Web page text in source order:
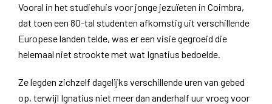
Vooral in het studiehuis voor jonge jezuïeten in Coimbra,
dat toen een 80-tal studenten afkomstig uit verschillende
Europese landen telde, was er een visie gegroeid die
helemaal niet strookte met wat Ignatius bedoelde.
Ze legden zichzelf dagelijks verschillende uren van gebed
op, terwijl Ignatius niet meer dan anderhalf uur vroeg voor